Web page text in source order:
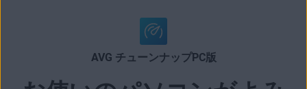
AVG チューンナップPC版